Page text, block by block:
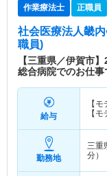
作業療法士 正職員
社会医療法人畿
職員)
【三重県／伊賀市
総合病院でのお仕事
給与
【
【
勤務地
三重
分）